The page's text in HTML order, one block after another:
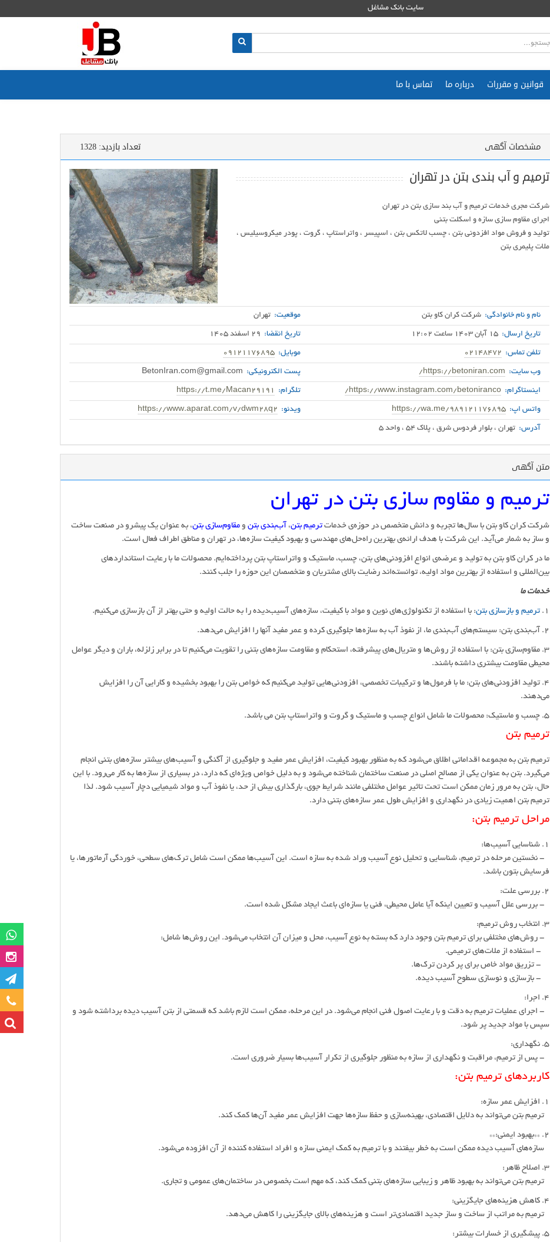
سایت بانک مشاغل
قوانین و مقررات درباره ما تماس با ما
مشخصات آگهی تعداد بازدید: 1328
ترمیم و آب بندی بتن در تهران
تولید و فروش مواد افزدونی بتن ، چسب لاتکس بتن ، اسپیسر ، واتراستاپ ، گروت ، پودر میکروسیلیس ،
ملات پلیمری بتن
نام و نام خانوادگی: شرکت کران کاو بتن موقعیت: تهران
تاریخ ارسال: 15 آبان 1403 ساعت 12:02 تاریخ انقضا: 29 اسفند 1405
تلفن تماس: 02148472 موبایل: 09121176895
وب سایت: https://betoniran.com/ پست الکترونیکی: BetonIran.com@gmail.com
اینستاگرام: https://www.instagram.com/betoniranco/ تلگرام: https://t.me/Macan29191
واتس اپ: https://wa.me/989121176895 ویدئو: https://www.aparat.com/v/dwm28q2
آدرس: تهران ، بلوار فردوس شرق ، پلاک 54 ، واحد 5
متن آگهی
ترمیم و مقاوم سازی بتن در تهران
شرکت کران کاو بتن با سال‌ها تجربه و دانش متخصص در حوزه‌ی خدماتترمیم بتن، آب‌بندی بتن ومقاوم‌سازی بتن، به عنوان یک پیشرو در صنعت ساخت
و ساز به شمار می‌آید. این شرکت با هدف ارائه‌ی بهترین راه‌حل‌های مهندسی و بهبود کیفیت سازه‌ها، در تهران و مناطق اطراف فعال است.
ما در کران کاو بتن به تولید و عرضه‌ی انواع افزودنی‌های بتن، چسب، ماستیک و واتراستاپ بتن پرداخته‌ایم. محصولات ما با رعایت استانداردهای
بین‌المللی و استفاده از بهترین مواد اولیه، توانسته‌اند رضایت بالای مشتریان و متخصصان این حوزه را جلب کنند.
خدمات ما
1. ترمیم و بازسازی بتن: با استفاده از تکنولوژی‌های نوین و مواد با کیفیت، سازه‌های آسیب‌دیده را به حالت اولیه و حتی بهتر از آن بازسازی می‌کنیم.
2. آب‌بندی بتن: سیستم‌های آب‌بندی ما، از نفوذ آب به سازه‌ها جلوگیری کرده و عمر مفید آنها را افزایش می‌دهد.
3. مقاوم‌سازی بتن: با استفاده از روش‌ها و متریال‌های پیشرفته، استحکام و مقاومت سازه‌های بتنی را تقویت می‌کنیم تا در برابر زلزله، باران و دیگر عوامل
محیطی مقاومت بیشتری داشته باشند.
4. تولید افزودنی‌های بتن: ما با فرمول‌ها و ترکیبات تخصصی، افزودنی‌هایی تولید می‌کنیم که خواص بتن را بهبود بخشیده و کارایی آن را افزایش
می‌دهند.
5. چسب و ماستیک: محصولات ما شامل انواع چسب و ماستیک و گروت و واتراستاپ بتن می باشد.
ترمیم بتن
ترمیم بتن به مجموعه‌ اقداماتی اطلاق می‌شود که به منظور بهبود کیفیت، افزایش عمر مفید و جلوگیری از آگنگی‌ و آسیب‌های بیشتر سازه‌های بتنی انجام
می‌گیرد. بتن به عنوان یکی از مصالح اصلی در صنعت ساختمان شناخته می‌شود و به دلیل خواص ویژه‌ای که دارد، در بسیاری از سازه‌ها به کار می‌رود. با این
حال، بتن به مرور زمان ممکن است تحت تاثیر عوامل مختلفی مانند شرایط جوی، بارگذاری بیش از حد، یا نفوذ آب و مواد شیمیایی دچار آسیب شود. لذا
ترمیم بتن اهمیت زیادی در نگهداری و افزایش طول عمر سازه‌های بتنی دارد.
مراحل ترمیم بتن:
1. شناسایی آسیب‌ها:
- نخستین مرحله در ترمیم، شناسایی و تحلیل نوع آسیب وراد شده به سازه است. این آسیب‌ها ممکن است شامل ترک‌های سطحی، خوردگی آرماتورها، یا
فرسایش بتون باشد.
2. بررسی علت:
- بررسی علل آسیب و تعیین اینکه آیا عامل محیطی، فنی یا سازه‌ای باعث ایجاد مشکل شده است.
3. انتخاب روش ترمیم:
- روش‌های مختلفی برای ترمیم بتن وجود دارد که بسته به نوع آسیب، محل و میزان آن انتخاب می‌شود. این روش‌ها شامل:
- استفاده از ملات‌های ترمیمی.
- تزریق مواد خاص برای پر کردن ترک‌ها.
- بازسازی و نوسازی سطوح آسیب دیده.
4. اجرا:
- اجرای عملیات ترمیم به دقت و با رعایت اصول فنی انجام می‌شود. در این مرحله، ممکن است لازم باشد که قسمتی از بتن آسیب دیده برداشته شود و
سپس با مواد جدید پر شود.
5. نگهداری:
- پس از ترمیم، مراقبت و نگهداری از سازه به منظور جلوگیری از تکرار آسیب‌ها بسیار ضروری است.
کاربردهای ترمیم بتن:
1. افزایش عمر سازه:
ترمیم بتن می‌تواند به دلایل اقتصادی، بهینه‌سازی و حفظ سازه‌ها جهت افزایش عمر مفید آن‌ها کمک کند.
2. **بهبود ایمنی:**
سازه‌های آسیب دیده ممکن است به خطر بیفتند و با ترمیم به کمک ایمنی سازه و افراد استفاده کننده از آن افزوده می‌شود.
3. اصلاح ظاهر:
ترمیم بتن می‌تواند به بهبود ظاهر و زیبایی سازه‌های بتنی کمک کند، که مهم است بخصوص در ساختمان‌های عمومی و تجاری.
4. کاهش هزینه‌های جایگزینی:
ترمیم به مراتب از ساخت و ساز جدید اقتصادی‌تر است و هزینه‌های بالای جایگزینی را کاهش می‌دهد.
5. پیشگیری از خسارات بیشتر: